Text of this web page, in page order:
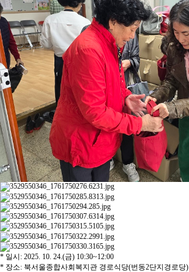
* 일시: 2025. 10. 24.(금) 10:30~12:00
* 장소: 북서울종합사회복지관 경로식당(번동2단지경로당)